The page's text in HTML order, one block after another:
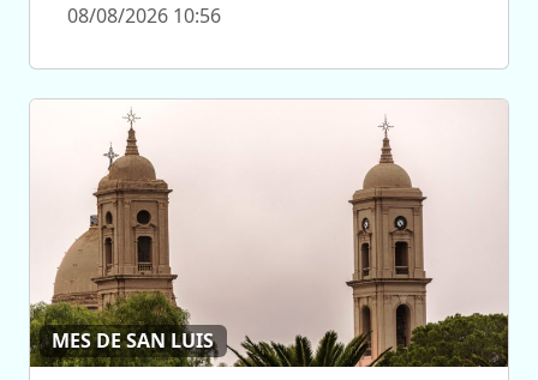
08/08/2026 10:56
MES DE SAN LUIS